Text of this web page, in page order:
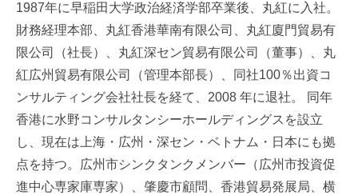
1987年に早稲田大学政治経済学部卒業後、丸紅に入社。
財務経理本部、丸紅香港華南有限公司、丸紅廈門貿易有
限公司（社長）、丸紅深セン貿易有限公司（董事）、丸
紅広州貿易有限公司（管理本部長）、同社100％出資コ
ンサルティング会社社長を経て、 2008 年に退社。
同年
香港に水野コンサルタンシーホールディングスを設立
し、現在は上海・広州・深セン・ベトナム・日本にも拠
点を持つ。広州市シンクタンクメンバー（広州市投資促
進中心専家庫専家）、肇慶市顧問、香港貿易発展局、横